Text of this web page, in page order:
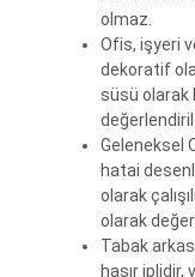
Paket
çapında
Çini
samur fırça
sanatsal
Çiniler sır
sıcak,
renklerinde
olmaz.